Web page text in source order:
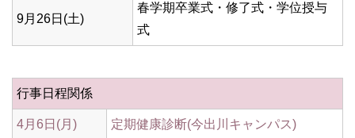
9月26日(土)
春学期卒業式・修了式・学位授与
式
行事日程関係
4月6日(月) 定期健康診断(今出川キャンパス)